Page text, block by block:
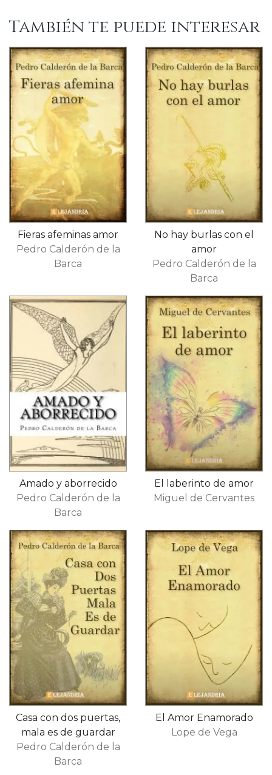
También te puede interesar
Fieras afeminas amor
Pedro Calderón de la
Barca
No hay burlas con el
amor
Pedro Calderón de la
Barca
Amado y aborrecido
Pedro Calderón de la
Barca
El laberinto de amor
Miguel de Cervantes
Casa con dos puertas,
mala es de guardar
Pedro Calderón de la
Barca
El Amor Enamorado
Lope de Vega